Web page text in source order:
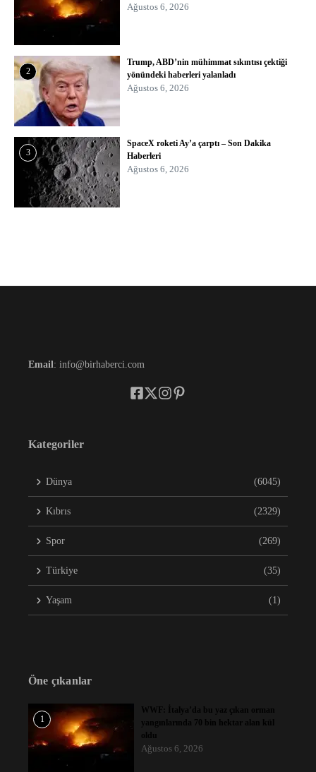
Ağustos 6, 2026
2
Trump, ABD’nin mühimmat sıkıntısı çektiği
yönündeki haberleri yalanladı
Ağustos 6, 2026
3
SpaceX roketi Ay’a çarptı – Son Dakika
Haberleri
Ağustos 6, 2026
Email: info@birhaberci.com
Kategoriler
Dünya (6045)
Kıbrıs (2329)
Spor (269)
Türkiye (35)
Yaşam (1)
Öne çıkanlar
1
WWF: İtalya’da bu yaz çıkan orman
yangınlarında 70 bin hektar alan kül
oldu
Ağustos 6, 2026